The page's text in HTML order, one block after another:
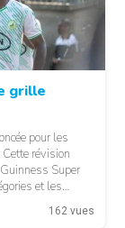
grille
pour les
révision
Super
et les
informations
162 vues